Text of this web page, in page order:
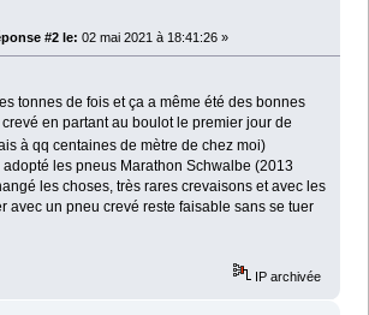
#2 le: 02 mai 2021 à 18:41:26 »
tonnes de fois et ça a même été des bonnes
en partant au boulot le premier jour de
à qq centaines de mètre de chez moi)
les pneus Marathon Schwalbe (2013
les choses, très rares crevaisons et avec les
avec un pneu crevé reste faisable sans se tuer
IP archivée